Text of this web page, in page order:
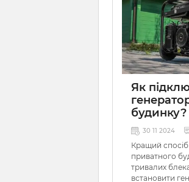
Як
будинку?
30 11 2024
Кращий спосіб
приватного
тривалих
встановити